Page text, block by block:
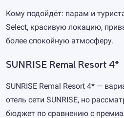
Кому подойдёт: парам и
Select, красивую локацию,
более спокойную атмосферу.
SUNRISE Remal Resort 4*
SUNRISE Remal Resort 4* —
отель сети SUNRISE, но
бюджет по сравнению с